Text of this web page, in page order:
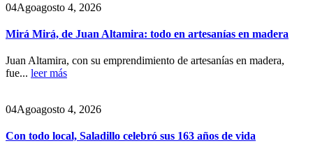
04Agoagosto 4, 2026
Mirá Mirá, de Juan Altamira: todo en artesanías en madera
Juan Altamira, con su emprendimiento de artesanías en madera,
fue... leer más
04Agoagosto 4, 2026
Con todo local, Saladillo celebró sus 163 años de vida